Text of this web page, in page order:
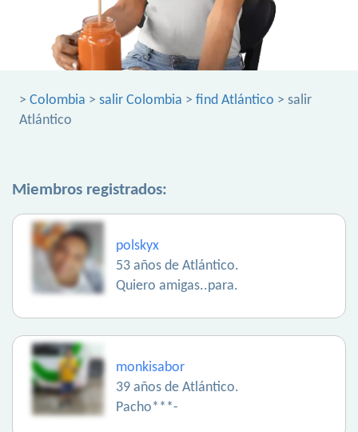
> Colombia > salir Colombia > find Atlántico > salir
Atlántico
Miembros registrados:
polskyx
53 años de Atlántico.
Quiero amigas..para.
monkisabor
39 años de Atlántico.
Pacho***-